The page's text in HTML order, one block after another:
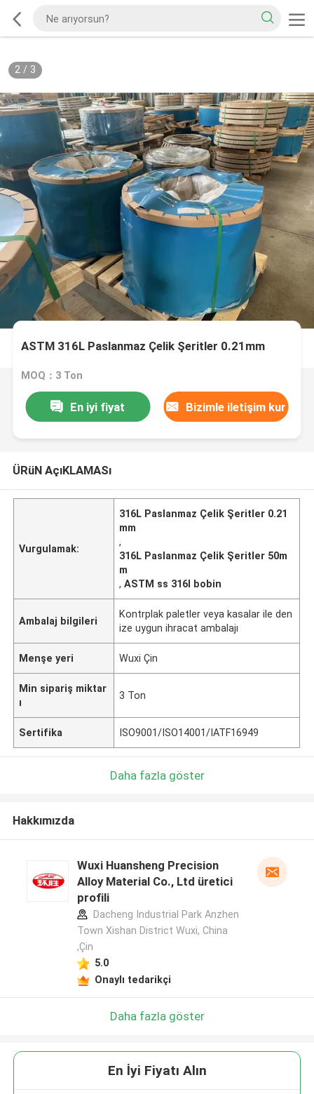
2/ 3
ASTM 316L Paslanmaz Çelik Şeritler 0.21mm
MOQ：3 Ton
En iyi fiyat Bizimle iletişim kur
ÜRüN AçıKLAMASı
Vurgulamak:
316L Paslanmaz Çelik Şeritler 0.21
mm
,
316L Paslanmaz Çelik Şeritler 50m
m
,ASTM ss 316l bobin
Ambalaj bilgileri
Kontrplak paletler veya kasalar ile den
ize uygun ihracat ambalajı
Menşe yeri Wuxi Çin
Min sipariş miktar
ı
3 Ton
Sertifika ISO9001/ISO14001/IATF16949
Daha fazla göster
Hakkımızda
Wuxi Huansheng Precision
Alloy Material Co., Ltd üretici
profili
Dacheng Industrial Park Anzhen
Town Xishan District Wuxi, China
,Çin
5.0
Onaylı tedarikçi
Daha fazla göster
En İyi Fiyatı Alın